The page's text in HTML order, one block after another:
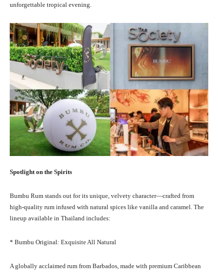
unforgettable tropical evening.
Spotlight on the Spirits
Bumbu Rum stands out for its unique, velvety character—crafted from
high-quality rum infused with natural spices like vanilla and caramel. The
lineup available in Thailand includes:
* Bumbu Original: Exquisite All Natural
A globally acclaimed rum from Barbados, made with premium Caribbean